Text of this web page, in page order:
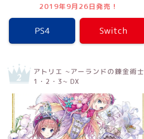
2019年9月26日発売！
PS4 Switch
アトリエ ~アーランドの錬金術士
1・2・3~ DX